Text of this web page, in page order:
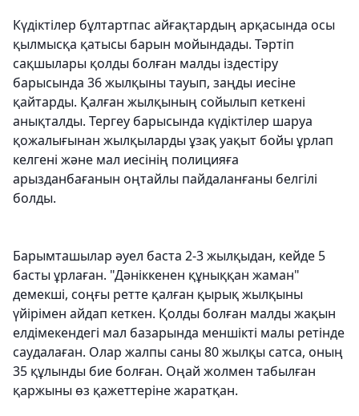
Күдіктілер бұлтартпас айғақтардың арқасында осы
қылмысқа қатысы барын мойындады. Тәртіп
сақшылары қолды болған малды іздестіру
барысында 36 жылқыны тауып, заңды иесіне
қайтарды. Қалған жылқының сойылып кеткені
анықталды. Тергеу барысында күдіктілер шаруа
қожалығынан жылқыларды ұзақ уақыт бойы ұрлап
келгені және мал иесінің полицияға
арызданбағанын оңтайлы пайдаланғаны белгілі
болды.
Барымташылар әуел баста 2-3 жылқыдан, кейде 5
басты ұрлаған. "Дәніккенен құныққан жаман"
демекші, соңғы ретте қалған қырық жылқыны
үйірімен айдап кеткен. Қолды болған малды жақын
елдімекендегі мал базарында меншікті малы ретінде
саудалаған. Олар жалпы саны 80 жылқы сатса, оның
35 құлынды бие болған. Оңай жолмен табылған
қаржыны өз қажеттеріне жаратқан.